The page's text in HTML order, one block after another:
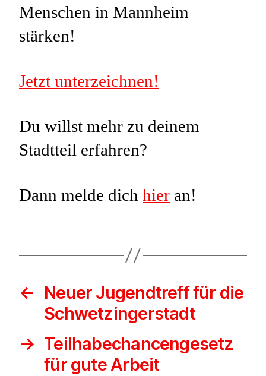
Menschen in Mannheim
stärken!
Jetzt unterzeichnen!
Du willst mehr zu deinem
Stadtteil erfahren?
Dann melde dich hier an!
← Neuer Jugendtreff für die
Schwetzingerstadt
→ Teilhabechancengesetz
für gute Arbeit